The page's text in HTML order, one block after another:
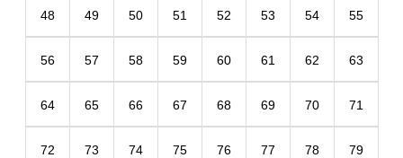
48 49 50 51 52 53 54 55
56 57 58 59 60 61 62 63
64 65 66 67 68 69 70 71
72 73 74 75 76 77 78 79